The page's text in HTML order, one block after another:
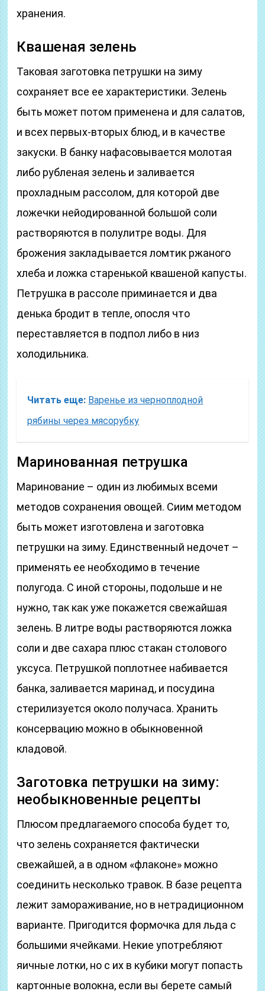
хранения.
Квашеная зелень
Таковая заготовка петрушки на зиму
сохраняет все ее характеристики. Зелень
быть может потом применена и для салатов,
и всех первых-вторых блюд, и в качестве
закуски. В банку нафасовывается молотая
либо рубленая зелень и заливается
прохладным рассолом, для которой две
ложечки нейодированной большой соли
растворяются в полулитре воды. Для
брожения закладывается ломтик ржаного
хлеба и ложка старенькой квашеной капусты.
Петрушка в рассоле приминается и два
денька бродит в тепле, опосля что
переставляется в подпол либо в низ
холодильника.
Читать еще: Варенье из черноплодной
рябины через мясорубку
Маринованная петрушка
Маринование – один из любимых всеми
методов сохранения овощей. Сиим методом
быть может изготовлена и заготовка
петрушки на зиму. Единственный недочет –
применять ее необходимо в течение
полугода. С иной стороны, подольше и не
нужно, так как уже покажется свежайшая
зелень. В литре воды растворяются ложка
соли и две сахара плюс стакан столового
уксуса. Петрушкой поплотнее набивается
банка, заливается маринад, и посудина
стерилизуется около получаса. Хранить
консервацию можно в обыкновенной
кладовой.
Заготовка петрушки на зиму:
необыкновенные рецепты
Плюсом предлагаемого способа будет то,
что зелень сохраняется фактически
свежайшей, а в одном «флаконе» можно
соединить несколько травок. В базе рецепта
лежит замораживание, но в нетрадиционном
варианте. Пригодится формочка для льда с
большими ячейками. Некие употребляют
яичные лотки, но с их в кубики могут попасть
картонные волокна, если вы берете самый